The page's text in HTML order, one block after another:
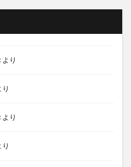
より
り
より
り